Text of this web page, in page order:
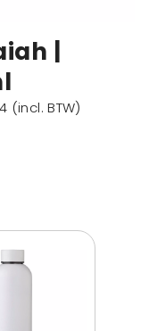
|
(incl. BTW)